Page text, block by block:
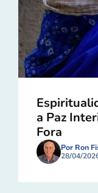
a Paz
Fora
Por Ron
28/04/